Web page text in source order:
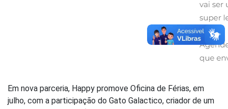
Em nova parceria, Happy promove Oficina de Férias, em
julho, com a participação do Gato Galactico, criador de um